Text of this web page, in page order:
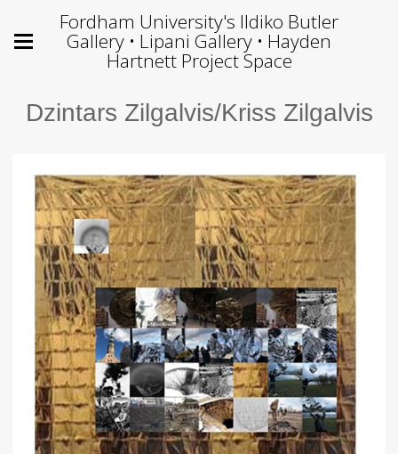
Fordham University's Ildiko Butler
Gallery • Lipani Gallery • Hayden
Hartnett Project Space
Dzintars Zilgalvis/Kriss Zilgalvis